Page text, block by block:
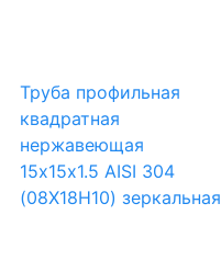
Труба профильная
квадратная
нержавеющая
15х15х1.5 AISI 304
(08Х18Н10) зеркальная